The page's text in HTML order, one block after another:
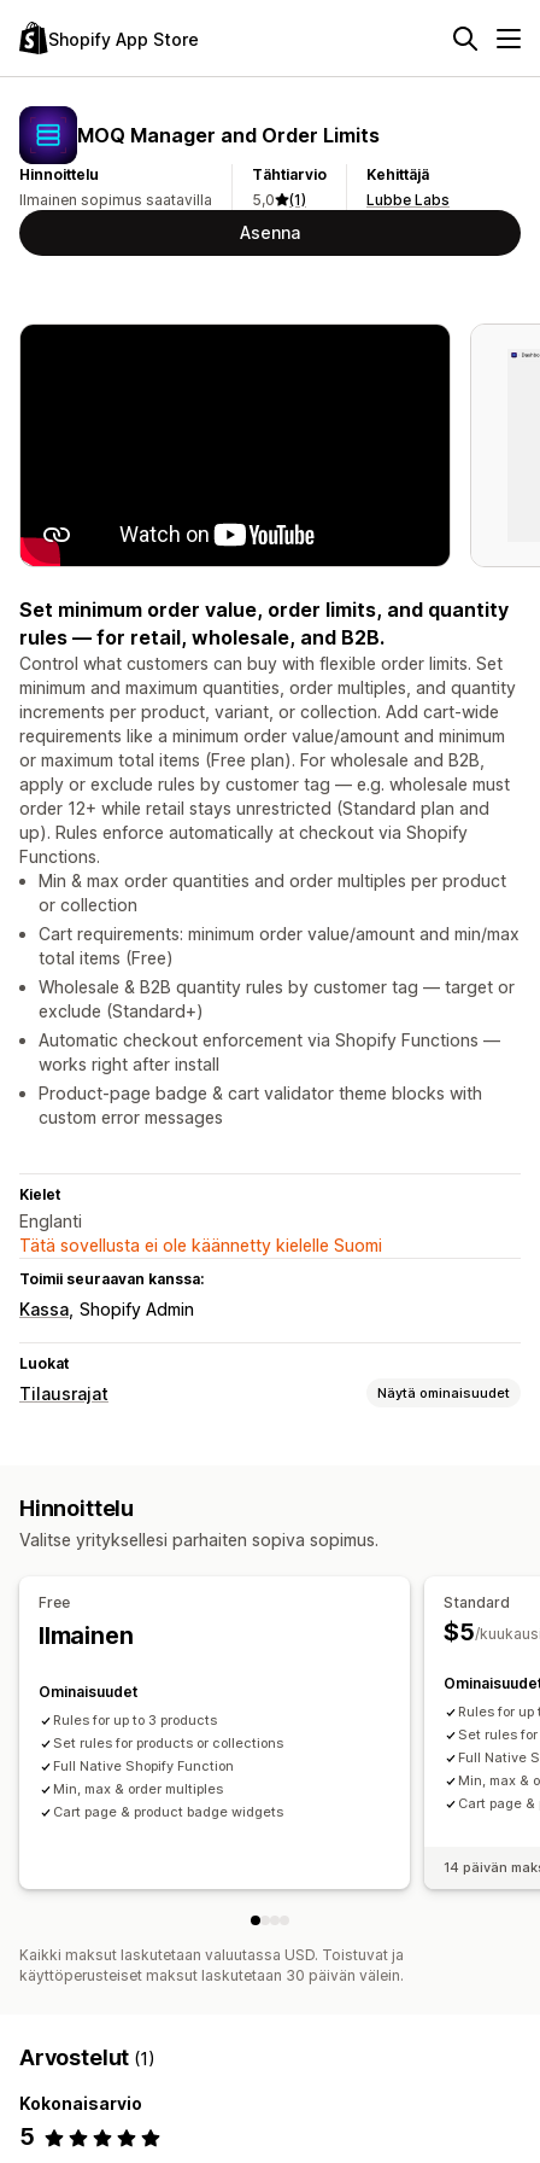
Shopify App Store
MOQ Manager and Order Limits
Hinnoittelu
Ilmainen sopimus saatavilla
Tähtiarvio
5,0
(1)
Kehittäjä
Lubbe Labs
Asenna
Set minimum order value, order limits, and quantity
rules — for retail, wholesale, and B2B.
Control what customers can buy with flexible order limits. Set
minimum and maximum quantities, order multiples, and quantity
increments per product, variant, or collection. Add cart-wide
requirements like a minimum order value/amount and minimum
or maximum total items (Free plan). For wholesale and B2B,
apply or exclude rules by customer tag — e.g. wholesale must
order 12+ while retail stays unrestricted (Standard plan and
up). Rules enforce automatically at checkout via Shopify
Functions.
Min & max order quantities and order multiples per product
or collection
Cart requirements: minimum order value/amount and min/max
total items (Free)
Wholesale & B2B quantity rules by customer tag — target or
exclude (Standard+)
Automatic checkout enforcement via Shopify Functions —
works right after install
Product-page badge & cart validator theme blocks with
custom error messages
Kielet
Englanti
Tätä sovellusta ei ole käännetty kielelle Suomi
Toimii seuraavan kanssa:
Kassa Shopify Admin
Luokat
Tilausrajat Näytä ominaisuudet
Hinnoittelu
Valitse yrityksellesi parhaiten sopiva sopimus.
Free
Ilmainen
Ominaisuudet
Rules for up to 3 products
Set rules for products or collections
Full Native Shopify Function
Min, max & order multiples
Cart page & product badge widgets
Standard
$5/
Rules for up
Set rules
Full Native
Min, max &
Cart page
14 päivän
Kaikki maksut laskutetaan valuutassa USD. Toistuvat ja
käyttöperusteiset maksut laskutetaan 30 päivän välein.
Arvostelut (1)
Kokonaisarvio
5